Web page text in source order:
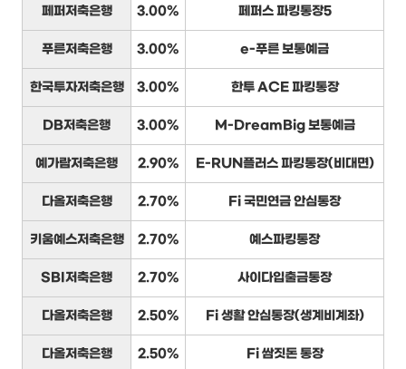
페퍼저축은행 3.00% 페퍼스 파킹통장5
푸른저축은행 3.00% e-푸른 보통예금
한국투자저축은행 3.00% 한투 ACE 파킹통장
DB저축은행 3.00% M-DreamBig 보통예금
예가람저축은행 2.90% E-RUN플러스 파킹통장(비대면)
다올저축은행 2.70% Fi 국민연금 안심통장
키움예스저축은행 2.70% 예스파킹통장
SBI저축은행 2.70% 사이다입출금통장
다올저축은행 2.50% Fi 생활 안심통장(생계비계좌)
다올저축은행 2.50% Fi 쌈짓돈 통장